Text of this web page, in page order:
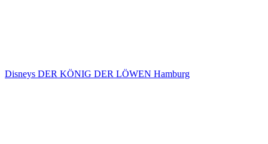
Disneys DER KÖNIG DER LÖWEN Hamburg